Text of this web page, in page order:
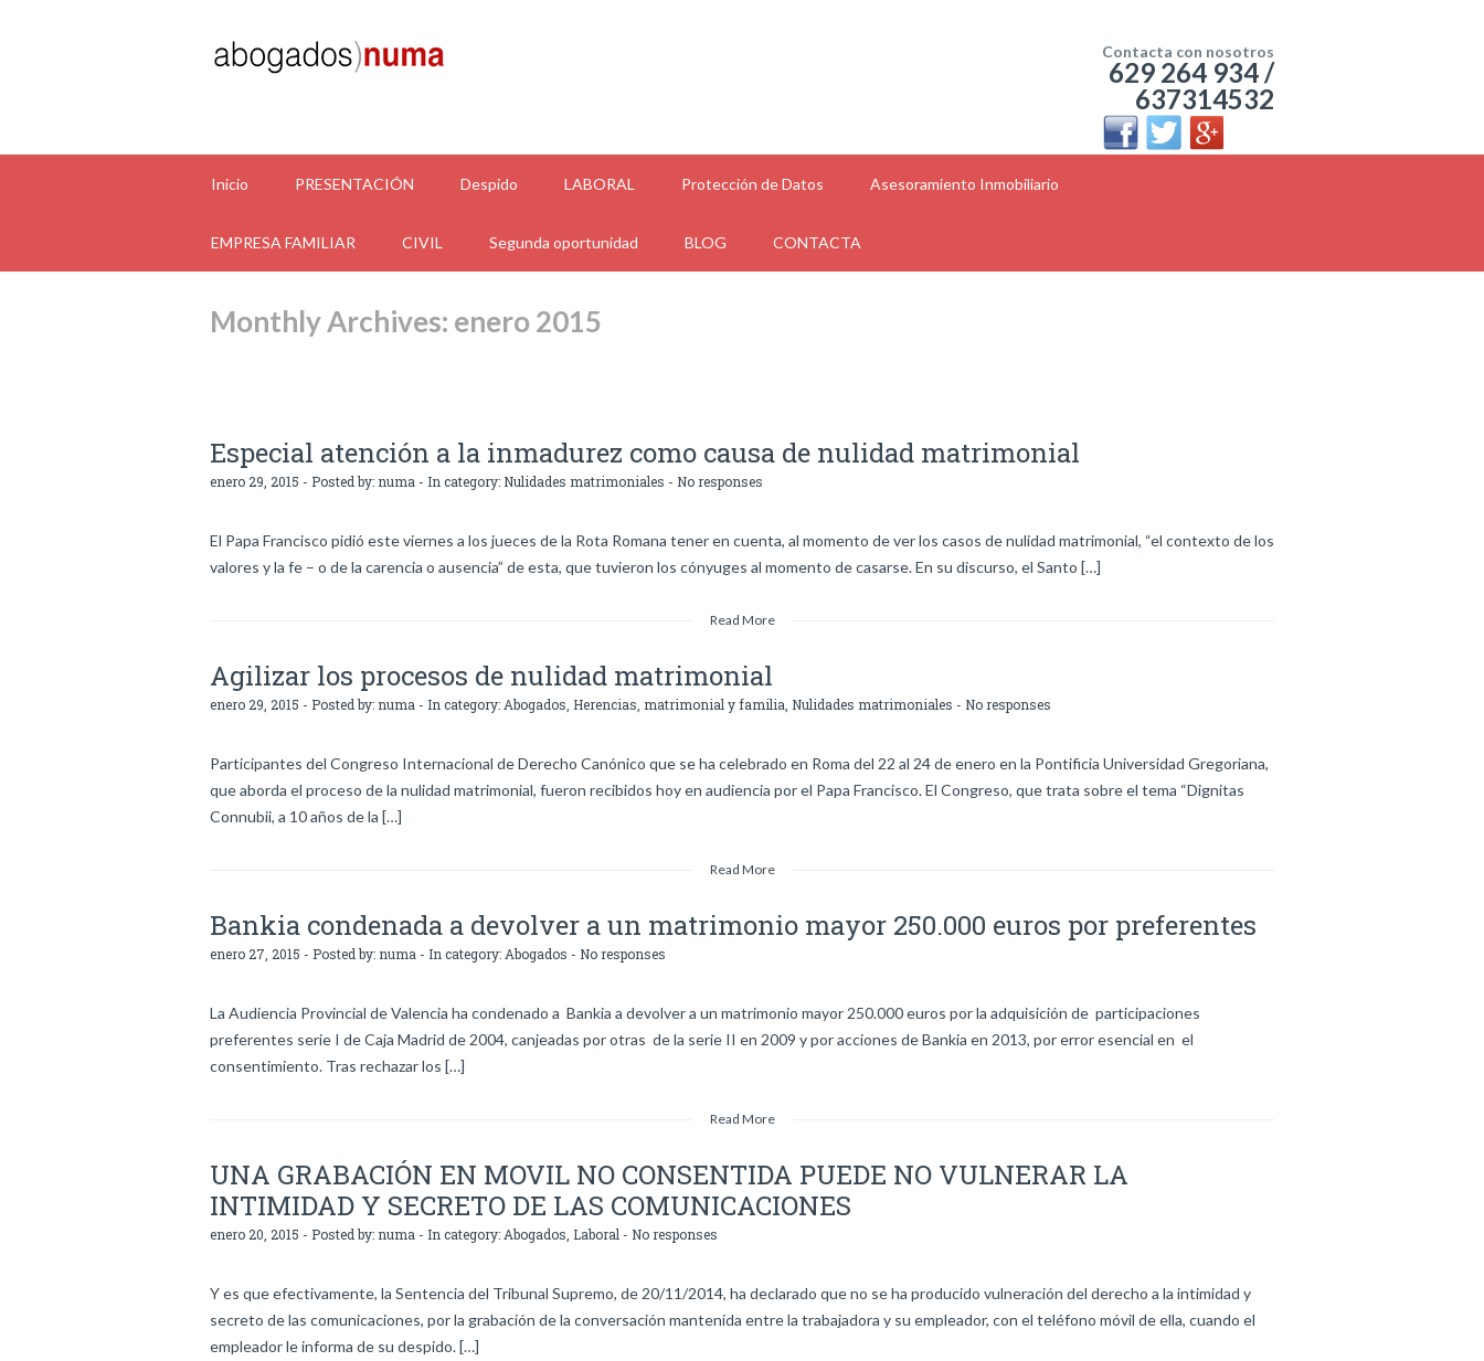
Contacta con nosotros
629 264 934 /
637314532
Inicio PRESENTACIÓN Despido LABORAL Protección de Datos Asesoramiento Inmobiliario
EMPRESA FAMILIAR CIVIL Segunda oportunidad BLOG CONTACTA
Monthly Archives: enero 2015
Especial atención a la inmadurez como causa de nulidad matrimonial
enero 29, 2015 - Posted by: numa - In category: Nulidades matrimoniales - No responses
El Papa Francisco pidió este viernes a los jueces de la Rota Romana tener en cuenta, al momento de ver los casos de nulidad matrimonial, “el contexto de los
valores y la fe – o de la carencia o ausencia” de esta, que tuvieron los cónyuges al momento de casarse. En su discurso, el Santo […]
Read More
Agilizar los procesos de nulidad matrimonial
enero 29, 2015 - Posted by: numa - In category: Abogados Herencias, matrimonial y familia Nulidades matrimoniales - No responses
Participantes del Congreso Internacional de Derecho Canónico que se ha celebrado en Roma del 22 al 24 de enero en la Pontificia Universidad Gregoriana,
que aborda el proceso de la nulidad matrimonial, fueron recibidos hoy en audiencia por el Papa Francisco. El Congreso, que trata sobre el tema “Dignitas
Connubii, a 10 años de la […]
Read More
Bankia condenada a devolver a un matrimonio mayor 250.000 euros por preferentes
enero 27, 2015 - Posted by: numa - In category: Abogados - No responses
La Audiencia Provincial de Valencia ha condenado a Bankia a devolver a un matrimonio mayor 250.000 euros por la adquisición de participaciones
preferentes serie I de Caja Madrid de 2004, canjeadas por otras de la serie II en 2009 y por acciones de Bankia en 2013, por error esencial en el
consentimiento. Tras rechazar los […]
Read More
UNA GRABACIÓN EN MOVIL NO CONSENTIDA PUEDE NO VULNERAR LA
INTIMIDAD Y SECRETO DE LAS COMUNICACIONES
enero 20, 2015 - Posted by: numa - In category: Abogados Laboral - No responses
Y es que efectivamente, la Sentencia del Tribunal Supremo, de 20/11/2014, ha declarado que no se ha producido vulneración del derecho a la intimidad y
secreto de las comunicaciones, por la grabación de la conversación mantenida entre la trabajadora y su empleador, con el teléfono móvil de ella, cuando el
empleador le informa de su despido. […]